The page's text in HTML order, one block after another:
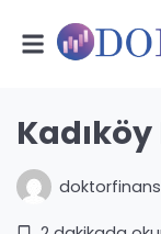
doktorfinans